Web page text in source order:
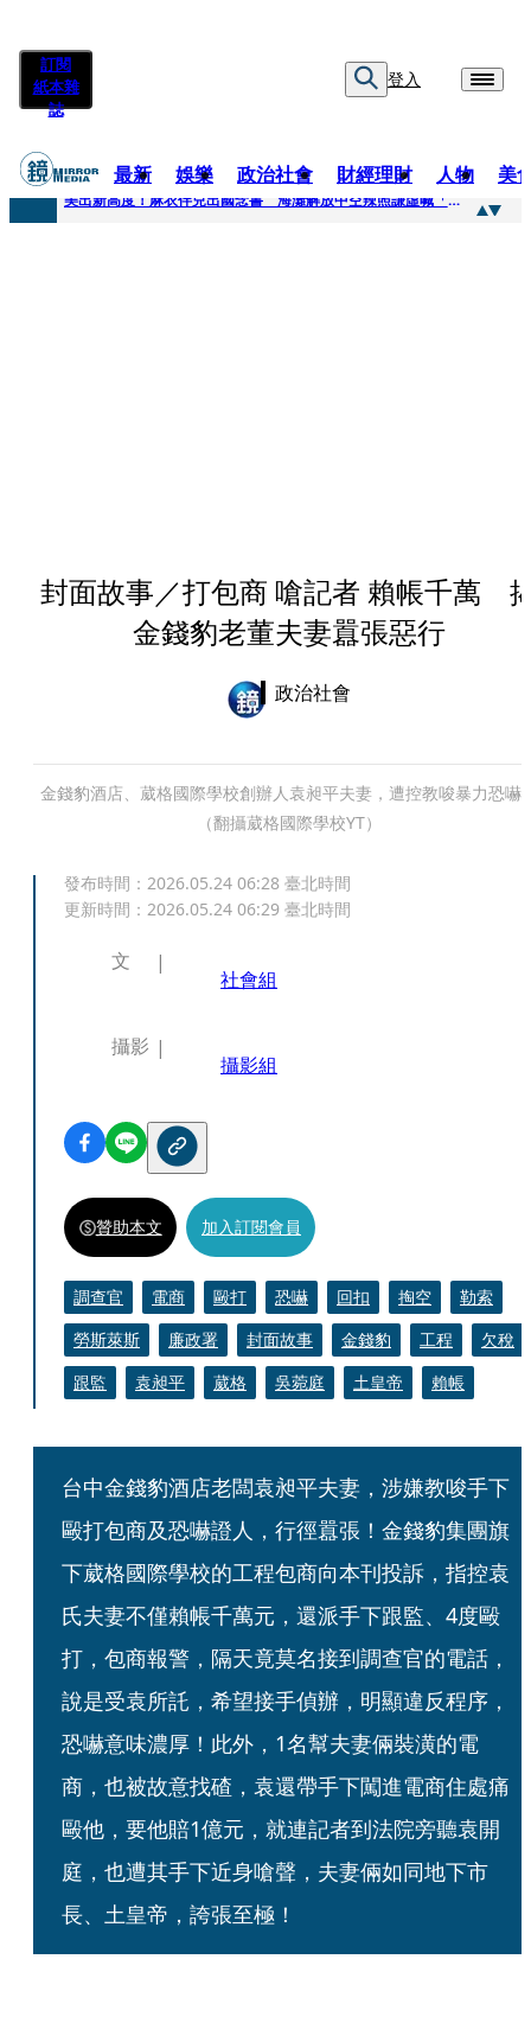
訂閱
紙本雜
誌
登入
最新 娛樂 政治社會 財經理財 人物 美
快訊
美出新高度！麻衣伴兒出國念書 海灘解放中空辣照謙虛喊「我也是學生」
封面故事／打包商 嗆記者 賴帳千萬
金錢豹老董夫妻囂張惡行
政治社會
金錢豹酒店、葳格國際學校創辦人袁昶平夫妻，遭控教唆暴力恐嚇
（翻攝葳格國際學校YT）
發布時間： 2026.05.24 06:28 臺北時間
更新時間： 2026.05.24 06:29 臺北時間
文
社會組
攝影
攝影組
贊助本文 加入訂閱會員
調查官 電商 毆打 恐嚇 回扣 掏空
勒索
勞斯萊斯
廉政署 封面故事 金錢豹 工程
欠稅
跟監
袁昶平 葳格 吳菀庭 土皇帝 賴帳
台中金錢豹酒店老闆袁昶平夫妻，涉嫌教唆手下
毆打包商及恐嚇證人，行徑囂張！金錢豹集團旗
下葳格國際學校的工程包商向本刊投訴，指控袁
氏夫妻不僅賴帳千萬元，還派手下跟監、4度毆
打，包商報警，隔天竟莫名接到調查官的電話，
說是受袁所託，希望接手偵辦，明顯違反程序，
恐嚇意味濃厚！此外，1名幫夫妻倆裝潢的電
商，也被故意找碴，袁還帶手下闖進電商住處痛
毆他，要他賠1億元，就連記者到法院旁聽袁開
庭，也遭其手下近身嗆聲，夫妻倆如同地下市
長、土皇帝，誇張至極！